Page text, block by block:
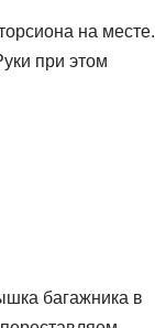
на месте.
при этом
багажника в